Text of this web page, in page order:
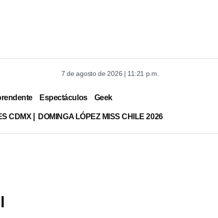
7 de agosto de 2026 | 11:21 p.m.
Espectáculos Geek
CDMX DOMINGA LÓPEZ MISS CHILE 2026